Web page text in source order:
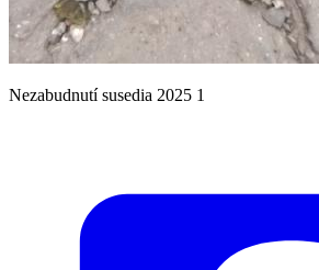
Nezabudnutí susedia 2025 1